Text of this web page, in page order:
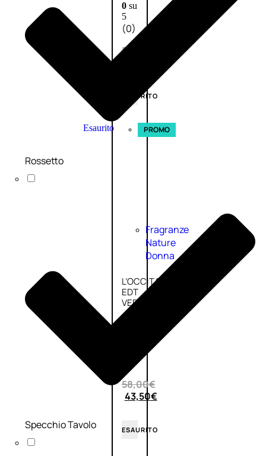
0su
5
(0)
58,00
ESAURITO
Esaurito PROMO
Fragranze
Nature
Donna
L’OCCITANE
EDT
VERBENA
E
(0)
58,00€
43,50€
ESAURITO
Rossetto
Specchio Tavolo